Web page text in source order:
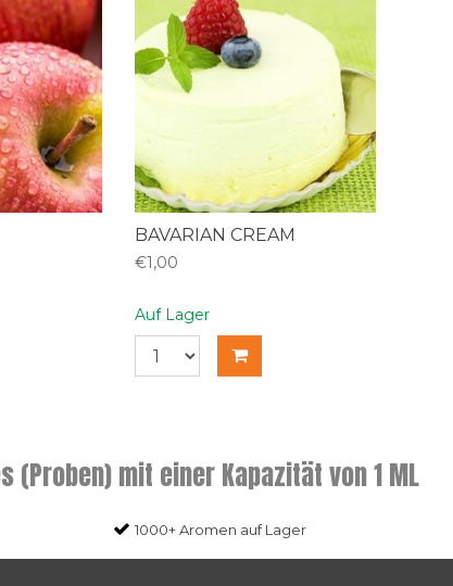
BAVARIAN CREAM
€1,00
Auf Lager
(Proben) mit einer Kapazität von 1 ML
1000+ Aromen auf Lager